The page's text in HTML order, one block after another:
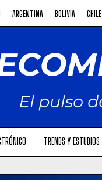
ARGENTINA BOLIVIA CHILE
TRENDS Y ESTUDIOS